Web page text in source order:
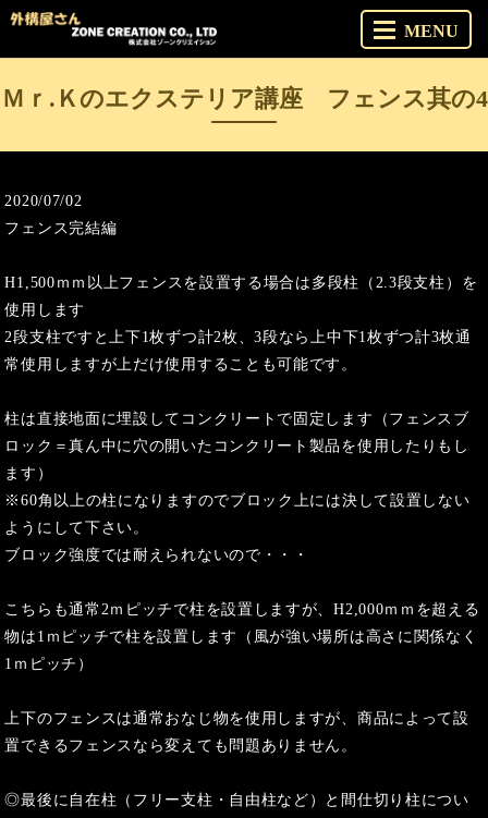
MENU
Ｍｒ.Ｋのエクステリア講座 フェンス其の4
2020/07/02
フェンス完結編
H1,500ｍｍ以上フェンスを設置する場合は多段柱（2.3段支柱）を
使用します
2段支柱ですと上下1枚ずつ計2枚、3段なら上中下1枚ずつ計3枚通
常使用しますが上だけ使用することも可能です。
柱は直接地面に埋設してコンクリートで固定します（フェンスブ
ロック＝真ん中に穴の開いたコンクリート製品を使用したりもし
ます）
※60角以上の柱になりますのでブロック上には決して設置しない
ようにして下さい。
ブロック強度では耐えられないので・・・
こちらも通常2ｍピッチで柱を設置しますが、H2,000ｍｍを超える
物は1ｍピッチで柱を設置します（風が強い場所は高さに関係なく
1ｍピッチ）
上下のフェンスは通常おなじ物を使用しますが、商品によって設
置できるフェンスなら変えても問題ありません。
◎最後に自在柱（フリー支柱・自由柱など）と間仕切り柱につい